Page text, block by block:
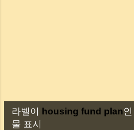
글
라벨이 housing fund plan인
물 표시